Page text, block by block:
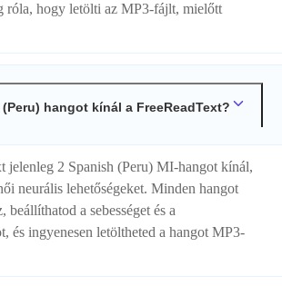
róla, hogy letölti az MP3-fájlt, mielőtt
hangot kínál a FreeReadText?
jelenleg 2 Spanish (Peru) MI-hangot kínál,
neurális lehetőségeket. Minden hangot
beállíthatod a sebességet és a
és ingyenesen letöltheted a hangot MP3-